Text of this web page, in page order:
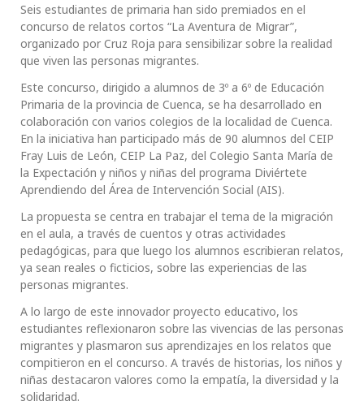
Seis estudiantes de primaria han sido premiados en el
concurso de relatos cortos “La Aventura de Migrar”,
organizado por Cruz Roja para sensibilizar sobre la realidad
que viven las personas migrantes.
Este concurso, dirigido a alumnos de 3º a 6º de Educación
Primaria de la provincia de Cuenca, se ha desarrollado en
colaboración con varios colegios de la localidad de Cuenca.
En la iniciativa han participado más de 90 alumnos del CEIP
Fray Luis de León, CEIP La Paz, del Colegio Santa María de
la Expectación y niños y niñas del programa Diviértete
Aprendiendo del Área de Intervención Social (AIS).
La propuesta se centra en trabajar el tema de la migración
en el aula, a través de cuentos y otras actividades
pedagógicas, para que luego los alumnos escribieran relatos,
ya sean reales o ficticios, sobre las experiencias de las
personas migrantes.
A lo largo de este innovador proyecto educativo, los
estudiantes reflexionaron sobre las vivencias de las personas
migrantes y plasmaron sus aprendizajes en los relatos que
compitieron en el concurso. A través de historias, los niños y
niñas destacaron valores como la empatía, la diversidad y la
solidaridad.